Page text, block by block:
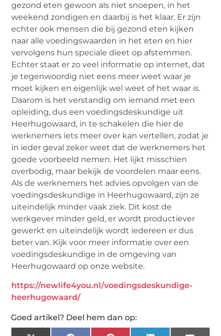
gezond eten gewoon als niet snoepen, in het
weekend zondigen en daarbij is het klaar. Er zijn
echter ook mensen die bij gezond eten kijken
naar alle voedingswaarden in het eten en hier
vervolgens hun speciale dieet op afstemmen.
Echter staat er zo veel informatie op internet, dat
je tegenwoordig niet eens meer weet waar je
moet kijken en eigenlijk wel weet of het waar is.
Daarom is het verstandig om iemand met een
opleiding, dus een voedingsdeskundige uit
Heerhugowaard, in te schakelen die hier de
werknemers iets meer over kan vertellen, zodat je
in ieder geval zeker weet dat de werknemers het
goede voorbeeld nemen. Het lijkt misschien
overbodig, maar bekijk de voordelen maar eens.
Als de werknemers het advies opvolgen van de
voedingsdeskundige in Heerhugowaard, zijn ze
uiteindelijk minder vaak ziek. Dit kost de
werkgever minder geld, er wordt productiever
gewerkt en uiteindelijk wordt iedereen er dus
beter van. Kijk voor meer informatie over een
voedingsdeskundige in de omgeving van
Heerhugowaard op onze website.
https://newlife4you.nl/voedingsdeskundige-
heerhugowaard/
Goed artikel? Deel hem dan op: